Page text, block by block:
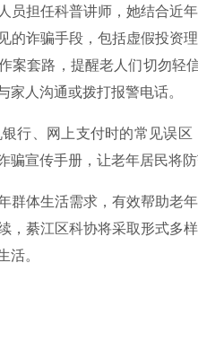
员担任科普讲师，她结合近
的诈骗手段，包括虚假投资
案套路，提醒老人们切勿轻
家人沟通或拨打报警电话。
行、网上支付时的常见误
骗宣传手册，让老年居民将
群体生活需求，有效帮助老
，綦江区科协将采取形式多
活。